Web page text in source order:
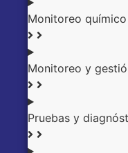
Monitoreo
Monitoreo y
Pruebas y